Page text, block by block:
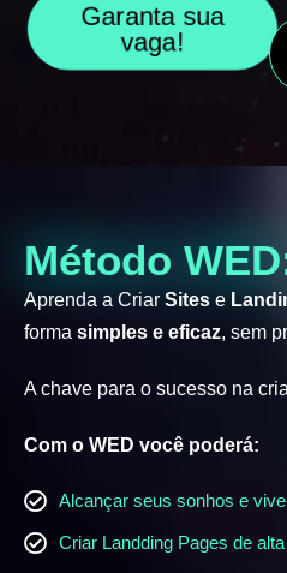
Garanta sua
vaga!
Método
Aprenda a Criar Sites e
forma simples e eficaz, sem
A chave para o sucesso na
Com o WED você poderá:
Alcançar seus sonhos e
Criar Landding Pages de